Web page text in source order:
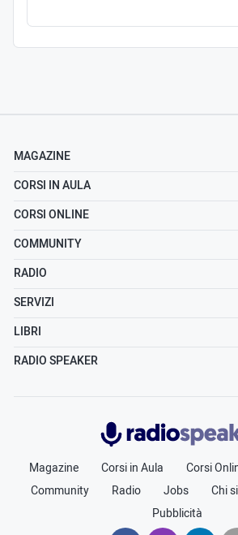
MAGAZINE
CORSI IN AULA
CORSI ONLINE
COMMUNITY
RADIO
SERVIZI
LIBRI
RADIO SPEAKER
Magazine Corsi in Aula Corsi
Community
Radio Jobs Chi
Pubblicità